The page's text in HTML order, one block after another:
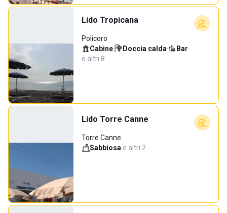
Lido Tropicana
Policoro
Cabine· Doccia calda· Bar·
e altri 8…
Lido Torre Canne
Torre Canne
Sabbiosa·e altri 2…